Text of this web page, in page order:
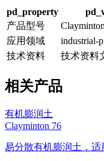
pd_property
产品型号
应用领域
industrial-
技术资料
技术资料
相关产品
有机膨润土
Clayminton 76
易分散有机膨润土，适